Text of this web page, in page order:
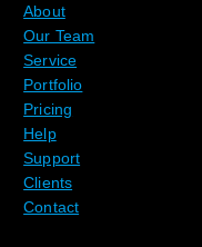
About
Our Team
Service
Portfolio
Pricing
Help
Support
Clients
Contact